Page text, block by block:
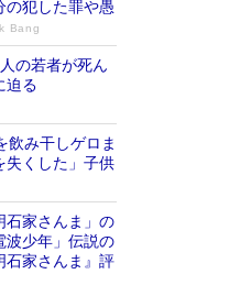
犯した罪や愚
Bang
の若者が死ん
迫る
飲み干しゲロま
くした」子供
家さんま」の
少年」伝説の
石家さんま』評